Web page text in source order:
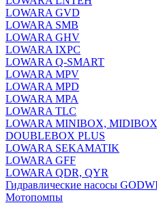
LOWARA GVD
LOWARA SMB
LOWARA GHV
LOWARA IXPС
LOWARA Q-SMART
LOWARA MPV
LOWARA MPD
LOWARA MPA
LOWARA TLC
LOWARA MINIBOX,
DOUBLEBOX PLUS
LOWARA SEKAMATIK
LOWARA GFF
LOWARA QDR, QYR
Гидравлические насосы
Мотопомпы